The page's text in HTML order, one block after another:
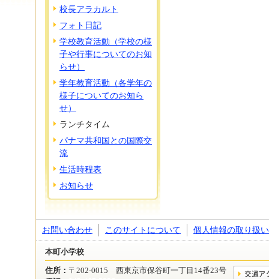
校長アラカルト
フォト日記
学校教育活動（学校の様
子や行事についてのお知
らせ）
学年教育活動（各学年の
様子についてのお知ら
せ）
ランチタイム
パナマ共和国との国際交
流
生活時程表
お知らせ
お問い合わせ このサイトについて 個人情報の取り扱い
本町小学校
住所： 〒202-0015 西東京市保谷町一丁目14番23号